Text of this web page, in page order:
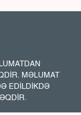
MƏLUMAT
EDİLDİKDƏ